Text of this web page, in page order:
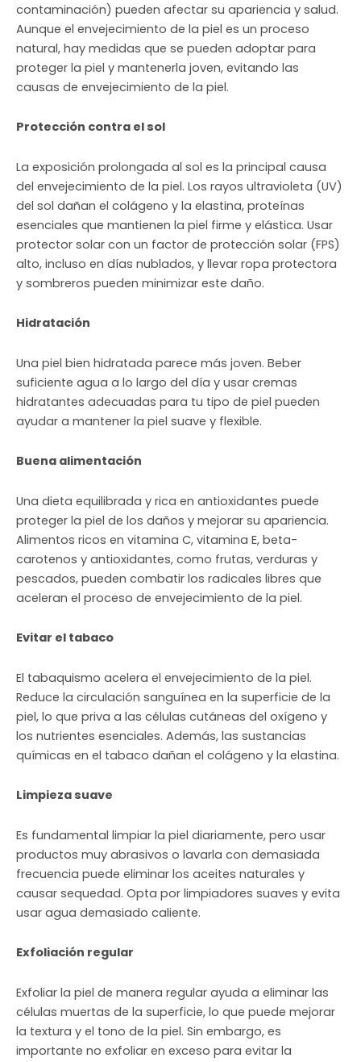
contaminación) pueden afectar su apariencia y salud.
Aunque el envejecimiento de la piel es un proceso
natural, hay medidas que se pueden adoptar para
proteger la piel y mantenerla joven, evitando las
causas de envejecimiento de la piel.
Protección contra el sol
La exposición prolongada al sol es la principal causa
del envejecimiento de la piel. Los rayos ultravioleta (UV)
del sol dañan el colágeno y la elastina, proteínas
esenciales que mantienen la piel firme y elástica. Usar
protector solar con un factor de protección solar (FPS)
alto, incluso en días nublados, y llevar ropa protectora
y sombreros pueden minimizar este daño.
Hidratación
Una piel bien hidratada parece más joven. Beber
suficiente agua a lo largo del día y usar cremas
hidratantes adecuadas para tu tipo de piel pueden
ayudar a mantener la piel suave y flexible.
Buena alimentación
Una dieta equilibrada y rica en antioxidantes puede
proteger la piel de los daños y mejorar su apariencia.
Alimentos ricos en vitamina C, vitamina E, beta-
carotenos y antioxidantes, como frutas, verduras y
pescados, pueden combatir los radicales libres que
aceleran el proceso de envejecimiento de la piel.
Evitar el tabaco
El tabaquismo acelera el envejecimiento de la piel.
Reduce la circulación sanguínea en la superficie de la
piel, lo que priva a las células cutáneas del oxígeno y
los nutrientes esenciales. Además, las sustancias
químicas en el tabaco dañan el colágeno y la elastina.
Limpieza suave
Es fundamental limpiar la piel diariamente, pero usar
productos muy abrasivos o lavarla con demasiada
frecuencia puede eliminar los aceites naturales y
causar sequedad. Opta por limpiadores suaves y evita
usar agua demasiado caliente.
Exfoliación regular
Exfoliar la piel de manera regular ayuda a eliminar las
células muertas de la superficie, lo que puede mejorar
la textura y el tono de la piel. Sin embargo, es
importante no exfoliar en exceso para evitar la